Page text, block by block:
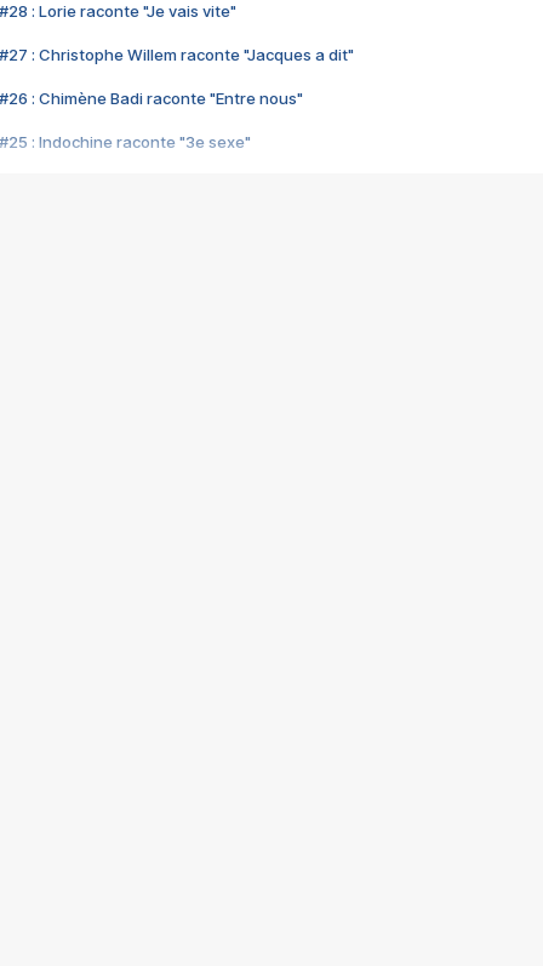
#28 : Lorie raconte "Je vais vite"
#27 : Christophe Willem raconte "Jacques a dit"
#26 : Chimène Badi raconte "Entre nous"
#25 : Indochine raconte "3e sexe"